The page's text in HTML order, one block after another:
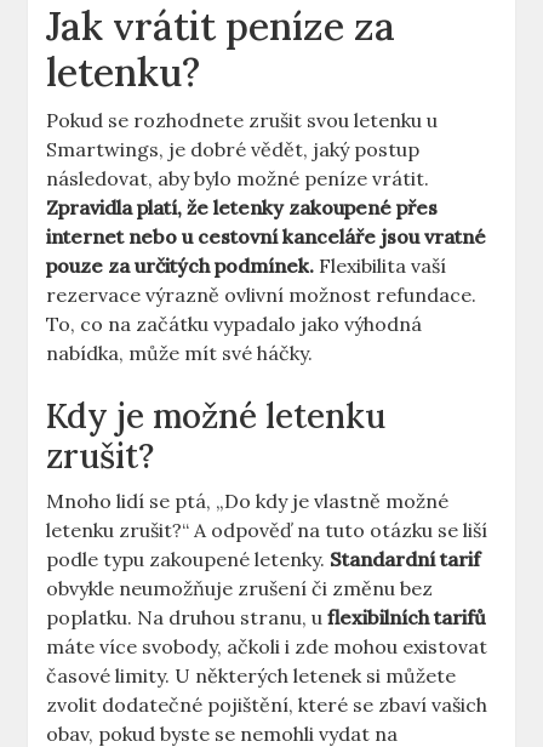
Jak vrátit peníze za
letenku?
Pokud se rozhodnete zrušit svou letenku u
Smartwings, je dobré vědět, jaký postup
následovat, aby bylo možné peníze vrátit.
Zpravidla platí, že letenky zakoupené přes
internet nebo u cestovní kanceláře jsou vratné
pouze za určitých podmínek. Flexibilita vaší
rezervace výrazně ovlivní možnost refundace.
To, co na začátku vypadalo jako výhodná
nabídka, může mít své háčky.
Kdy je možné letenku
zrušit?
Mnoho lidí se ptá, „Do kdy je vlastně možné
letenku zrušit?“ A odpověď na tuto otázku se liší
podle typu zakoupené letenky. Standardní tarif
obvykle neumožňuje zrušení či změnu bez
poplatku. Na druhou stranu, uflexibilních tarifů
máte více svobody, ačkoli i zde mohou existovat
časové limity. U některých letenek si můžete
zvolit dodatečné pojištění, které se zbaví vašich
obav, pokud byste se nemohli vydat na